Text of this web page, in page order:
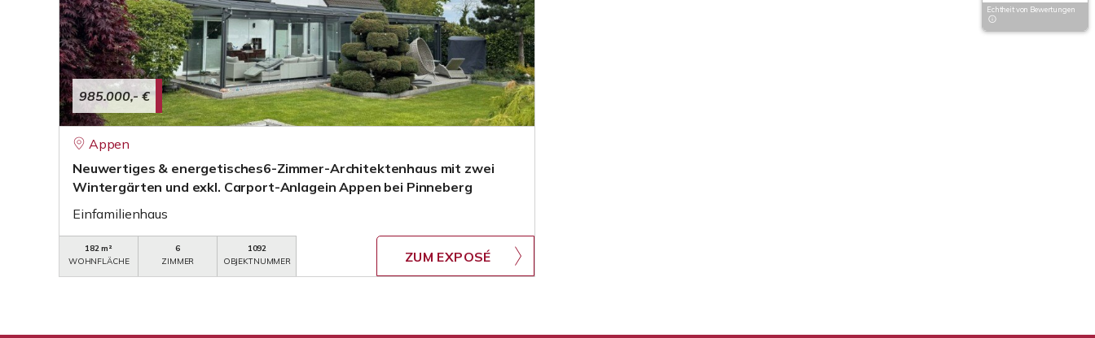
985.000,- €
Appen
Neuwertiges & energetisches6-Zimmer-Architektenhaus mit zwei
Wintergärten und exkl. Carport-Anlagein Appen bei Pinneberg
Einfamilienhaus
182 m²
WOHNFLÄCHE
6
ZIMMER
1092
OBJEKTNUMMER
ZUM EXPOSÉ
Echtheit von Bewertungen